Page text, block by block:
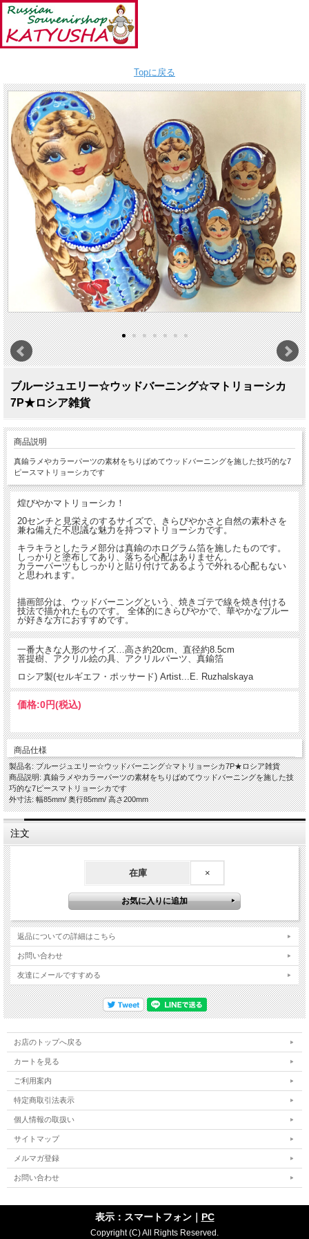
Topに戻る
ブルージュエリー☆ウッドバーニング☆マトリョーシカ
7P★ロシア雑貨
商品説明
真鍮ラメやカラーパーツの素材をちりばめてウッドバーニングを施した技巧的な7
ピースマトリョーシカです
煌びやかマトリョーシカ！
20センチと見栄えのするサイズで、きらびやかさと自然の素朴さを
兼ね備えた不思議な魅力を持つマトリョーシカです。
キラキラとしたラメ部分は真鍮のホログラム箔を施したものです。
しっかりと塗布してあり、落ちる心配はありません。
カラーパーツもしっかりと貼り付けてあるようで外れる心配もない
と思われます。
描画部分は、ウッドバーニングという、焼きゴテで線を焼き付ける
技法で描かれたものです。 全体的にきらびやかで、華やかなブルー
が好きな方におすすめです。
一番大きな人形のサイズ…高さ約20cm、直径約8.5cm
菩提樹、アクリル絵の具、アクリルパーツ、真鍮箔
ロシア製(セルギエフ・ポッサード) Artist...E. Ruzhalskaya
価格:0円(税込)
商品仕様
製品名: ブルージュエリー☆ウッドバーニング☆マトリョーシカ7P★ロシア雑貨
商品説明: 真鍮ラメやカラーパーツの素材をちりばめてウッドバーニングを施した技
巧的な7ピースマトリョーシカです
外寸法: 幅85mm/ 奥行85mm/ 高さ200mm
注文
在庫 ×
返品についての詳細はこちら
お問い合わせ
友達にメールですすめる
お店のトップへ戻る
カートを見る
ご利用案内
特定商取引法表示
個人情報の取扱い
サイトマップ
メルマガ登録
お問い合わせ
表示：スマートフォン｜ PC
Copyright (C) All Rights Reserved.